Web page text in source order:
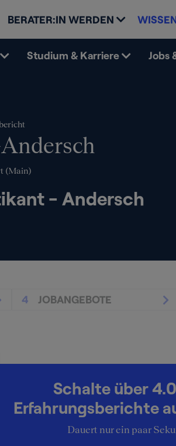
BERATER:IN WERDEN
Studium & Karriere Jobs
(Main)
- Andersch
4 JOBANGEBOTE
Schalte über
Erfahrungsberichte
Dauert nur ein paar